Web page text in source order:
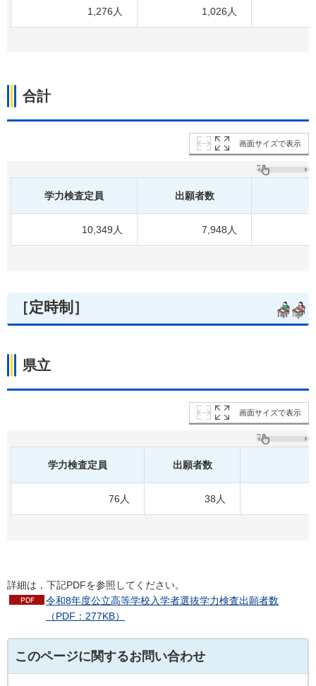
1,276人 1,026人
合計
画面サイズで表示
学力検査定員 出願者数
10,349人 7,948人
［定時制］
県立
画面サイズで表示
学力検査定員 出願者数
76人 38人
詳細は，下記PDFを参照してください。
令和8年度公立高等学校入学者選抜学力検査出願者数
（PDF：277KB）
このページに関するお問い合わせ